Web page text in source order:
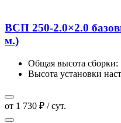
ВСП 250-2.0×2.0
м.)
Общая высота сборки:
Высота установки
от 1 730 ₽ / сут.